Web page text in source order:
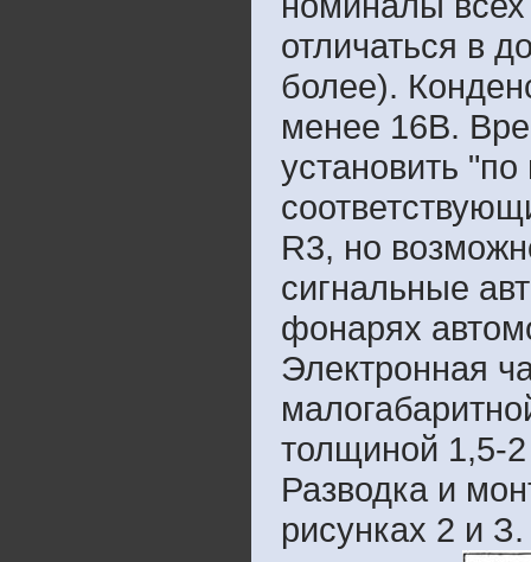
отличаться в
более).
менее 16В.
установить
R3, но
сигнальные
фонарях
Электронная
толщиной 1,5-
Разводка и
рисунках 2 и З.